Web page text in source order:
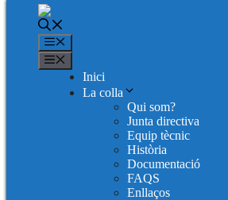
Menú
Inici
La colla
Qui som?
Junta directiva
Equip tècnic
Història
Documentació
FAQS
Enllaços
Platja del Prat
Passeig de la Platja, S/N